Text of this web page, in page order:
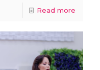
Read more